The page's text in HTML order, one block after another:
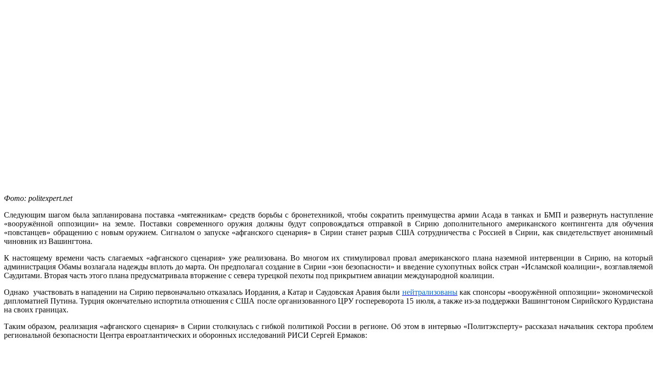
Фото: politexpert.net
Следующим шагом была запланирована поставка «мятежникам» средств борьбы с бронетехникой, чтобы сократить преимущества армии Асада в танках и БМП и развернуть наступление
«вооружённой оппозиции» на земле. Поставки современного оружия должны будут сопровождаться отправкой в Сирию дополнительного американского контингента для обучения
«повстанцев» обращению с новым оружием. Сигналом о запуске «афганского сценария» в Сирии станет разрыв США сотрудничества с Россией в Сирии, как свидетельствует анонимный
чиновник из Вашингтона.
К настоящему времени часть слагаемых «афганского сценария» уже реализована. Во многом их стимулировал провал американского плана наземной интервенции в Сирию, на который
администрация Обамы возлагала надежды вплоть до марта. Он предполагал создание в Сирии «зон безопасности» и введение сухопутных войск стран «Исламской коалиции», возглавляемой
Саудитами. Вторая часть этого плана предусматривала вторжение с севера турецкой пехоты под прикрытием авиации международной коалиции.
Однако участвовать в нападении на Сирию первоначально отказалась Иордания, а Катар и Саудовская Аравия были нейтрализованыкак спонсоры «вооружённой оппозиции» экономической
дипломатией Путина. Турция окончательно испортила отношения с США после организованного ЦРУ госпереворота 15 июля, а также из-за поддержки Вашингтоном Сирийского Курдистана
на своих границах.
Таким образом, реализация «афганского сценария» в Сирии столкнулась с гибкой политикой России в регионе. Об этом в интервью «Политэксперту» рассказал начальник сектора проблем
региональной безопасности Центра евроатлантических и оборонных исследований РИСИ Сергей Ермаков: